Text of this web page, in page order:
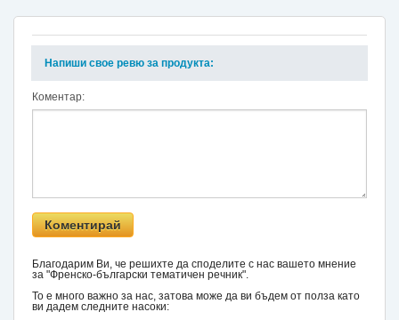
Напиши свое ревю за продукта:
Коментар:
Благодарим Ви, че решихте да споделите с нас вашето мнение
за "Френско-български тематичен речник".
То е много важно за нас, затова може да ви бъдем от полза като
ви дадем следните насоки: